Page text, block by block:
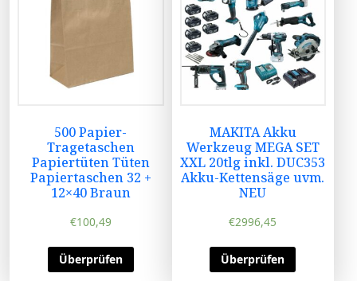
500 Papier-
Tragetaschen
Papiertüten Tüten
Papiertaschen 32 +
12×40 Braun
€100,49
Überprüfen
MAKITA Akku
Werkzeug MEGA SET
XXL 20tlg inkl. DUC353
Akku-Kettensäge uvm.
NEU
€2996,45
Überprüfen